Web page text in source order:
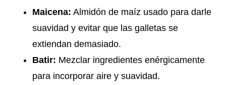
Maicena: Almidón de maíz usado para darle
suavidad y evitar que las galletas se
extiendan demasiado.
Batir: Mezclar ingredientes enérgicamente
para incorporar aire y suavidad.